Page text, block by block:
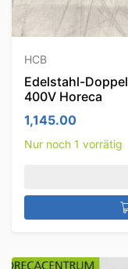
HCB
Edelstahl-
400V Horeca
1,145.00
Nur noch 1 vorrätig